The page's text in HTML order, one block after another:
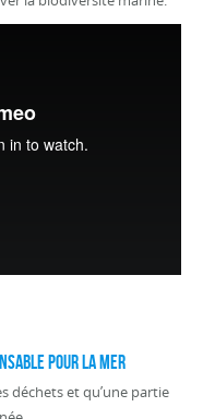
pour la mer
déchets et qu’une partie